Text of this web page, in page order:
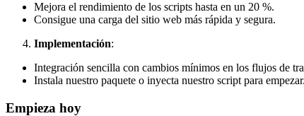
Mejora el rendimiento de los scripts hasta en un 20 %.
Consigue una carga del sitio web más rápida y segura.
Implementación:
Integración sencilla con cambios mínimos en los flujos de
Instala nuestro paquete o inyecta nuestro script para empezar.
Empieza hoy